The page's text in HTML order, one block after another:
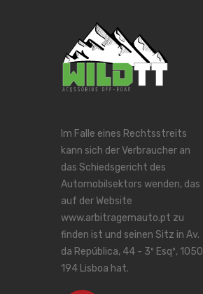
Im Falle eines Rechtsstreits
kann sich der Verbraucher an
das Schiedsgericht des
Automobilsektors wenden, das
auf der Website
www.arbitragemauto.pt zu
finden ist und seinen Sitz in Av.
da República, 44 - 3º Esqº, 1050
194 Lisboa hat.